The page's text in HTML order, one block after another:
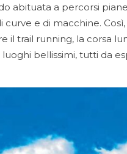
abituata a percorsi
e di macchine.
trail running, la corsa
bellissimi, tutti da